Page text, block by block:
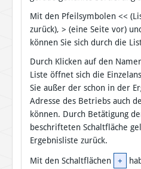
Mit den Pfeilsymbolen <<
zurück), > (eine Seite vor)
können Sie sich durch die
Durch Klicken auf den
Liste öffnet sich die
Sie außer der schon in der
Adresse des Betriebs auch
können. Durch Betätigung
beschrifteten Schaltfläche
Ergebnisliste zurück.
Mit den Schaltflächen +